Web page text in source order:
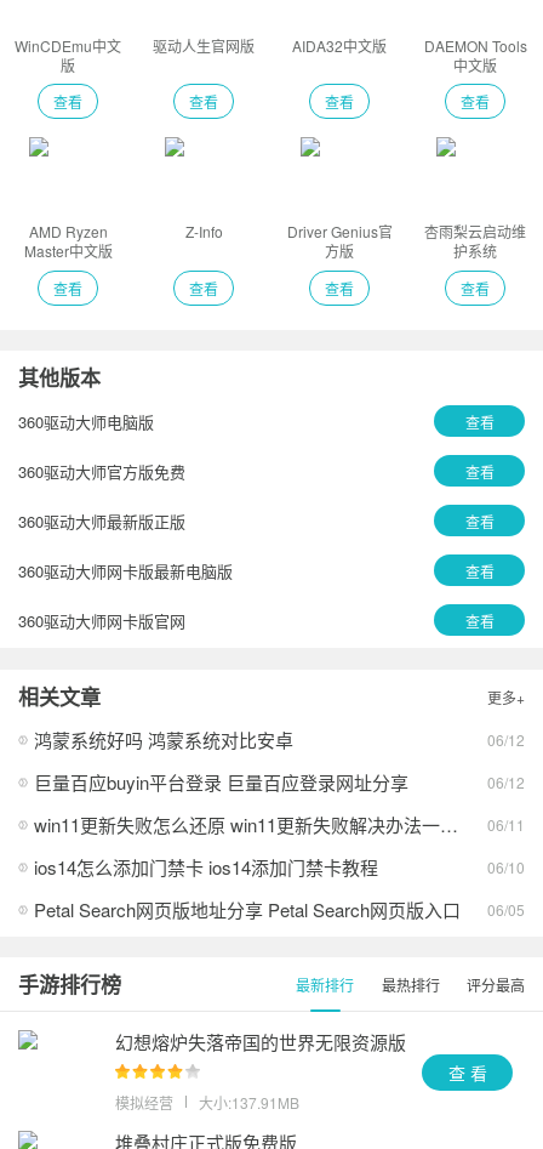
WinCDEmu中文
版
查看
驱动人生官网版
查看
AIDA32中文版
查看
DAEMON Tools
中文版
查看
AMD Ryzen
Master中文版
查看
Z-Info
查看
Driver Genius官
方版
查看
杏雨梨云启动维
护系统
查看
其他版本
360驱动大师电脑版 查看
360驱动大师官方版免费 查看
360驱动大师最新版正版 查看
360驱动大师网卡版最新电脑版 查看
360驱动大师网卡版官网 查看
相关文章 更多+
鸿蒙系统好吗 鸿蒙系统对比安卓 06/12
巨量百应buyin平台登录 巨量百应登录网址分享 06/12
win11更新失败怎么还原 win11更新失败解决办法一览2026 06/11
ios14怎么添加门禁卡 ios14添加门禁卡教程 06/10
Petal Search网页版地址分享 Petal Search网页版入口 06/05
手游排行榜 最新排行 最热排行 评分最高
幻想熔炉失落帝国的世界无限资源版
模拟经营 大小:137.91MB
查 看
堆叠村庄正式版免费版